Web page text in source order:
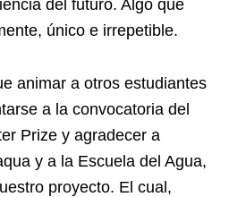
del futuro. Algo que
único e irrepetible.
animar a otros estudiantes
a la convocatoria del
Prize y agradecer a
y a la Escuela del Agua,
proyecto. El cual,